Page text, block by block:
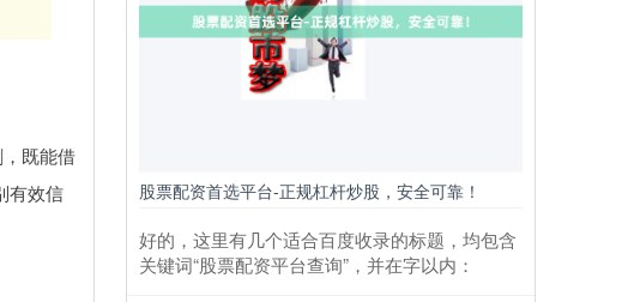
既能借
有效信
股票配资首选平台-正规杠杆炒股，安全可靠！
好的，这里有几个适合百度收录的标题，均包含
关键词“股票配资平台查询”，并在字以内：